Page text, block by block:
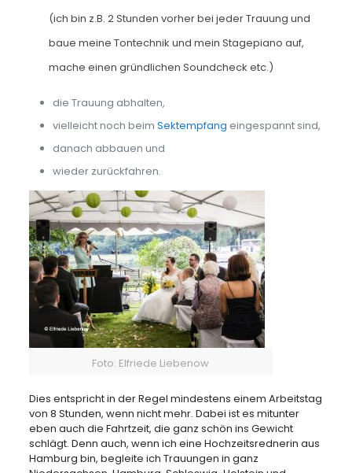
(ich bin z.B. 2 Stunden vorher bei jeder Trauung und
baue meine Tontechnik und mein Stagepiano auf,
mache einen gründlichen Soundcheck etc.)
die Trauung abhalten,
vielleicht noch beim Sektempfang eingespannt sind,
danach abbauen und
wieder zurückfahren.
Foto: Elfriede Liebenow
Dies entspricht in der Regel mindestens einem Arbeitstag
von 8 Stunden, wenn nicht mehr. Dabei ist es mitunter
eben auch die Fahrtzeit, die ganz schön ins Gewicht
schlägt. Denn auch, wenn ich eine Hochzeitsrednerin aus
Hamburg bin, begleite ich Trauungen in ganz